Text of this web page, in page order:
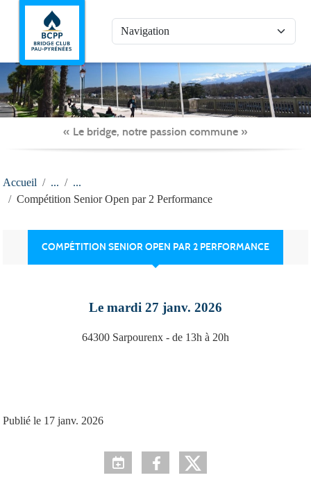
« Le bridge, notre passion commune »
Accueil
Compétition Senior Open par 2 Performance
COMPÉTITION SENIOR OPEN PAR 2 PERFORMANCE
Le mardi 27 janv. 2026
64300 Sarpourenx - de 13h à 20h
Publié le 17 janv. 2026
Panneau de gestion des cookies